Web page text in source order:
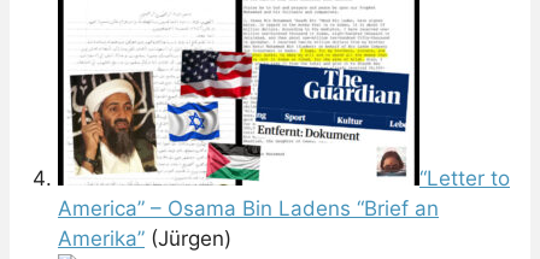
“Letter to
America” – Osama Bin Ladens “Brief an
Amerika” (Jürgen)